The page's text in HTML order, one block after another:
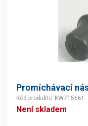
Promíchávací
Kód produktu: KW715661
Není skladem